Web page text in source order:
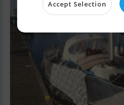
Accept Selection